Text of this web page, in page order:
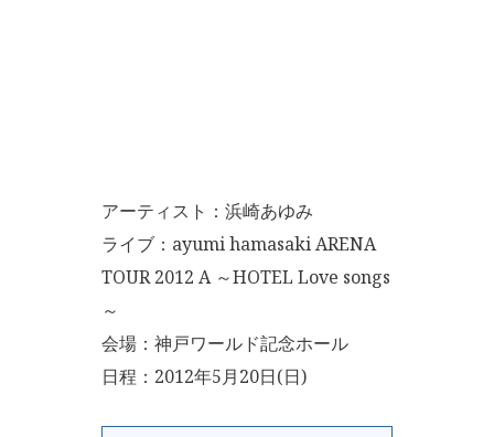
アーティスト：浜崎あゆみ
ライブ：ayumi hamasaki ARENA
TOUR 2012 A ～HOTEL Love songs
～
会場：神戸ワールド記念ホール
日程：2012年5月20日(日)